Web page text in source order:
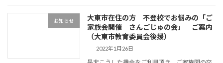
お知らせ
大東市在住の方 不登校でお悩みの「ご
家族会開催 さんごじゅの会」 ご案内
（大東市教育委員会後援）
2022年1月26日